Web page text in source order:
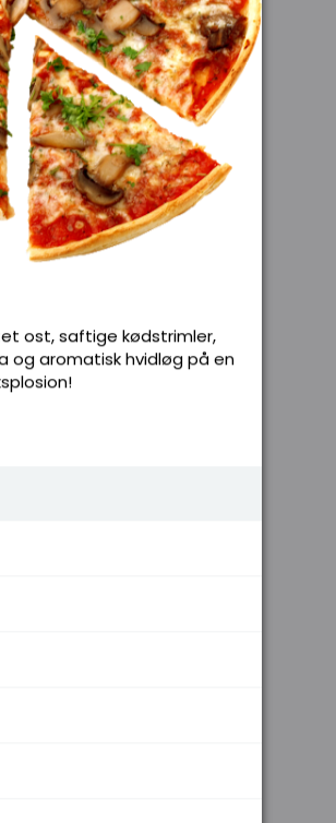
Rejer,
og lækre
ost, saftige kødstrimler,
og aromatisk hvidløg på en